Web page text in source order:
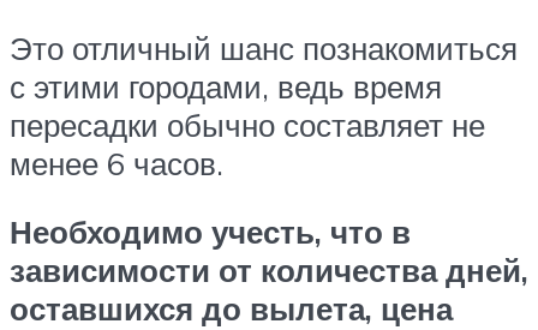
Это отличный шанс познакомиться
с этими городами, ведь время
пересадки обычно составляет не
менее 6 часов.
Необходимо учесть, что в
зависимости от количества дней,
оставшихся до вылета, цена